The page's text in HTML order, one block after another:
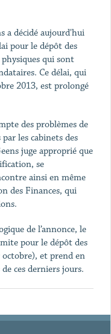
a décidé aujourd'hui
pour le dépôt des
qui sont
Ce délai, qui
2013, est prolongé
des problèmes de
les cabinets des
juge approprié que
se
ainsi en même
des Finances, qui
de l’annonce, le
pour le dépôt des
octobre), et prend en
ces derniers jours.